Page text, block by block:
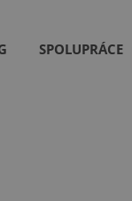
SPOLUPRÁCE